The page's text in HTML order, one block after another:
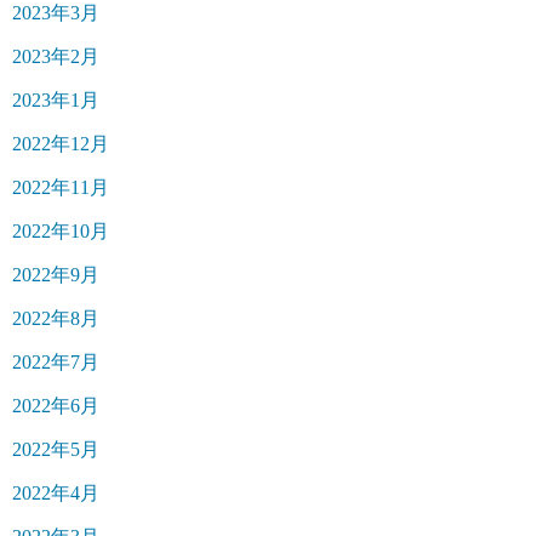
2023年3月
2023年2月
2023年1月
2022年12月
2022年11月
2022年10月
2022年9月
2022年8月
2022年7月
2022年6月
2022年5月
2022年4月